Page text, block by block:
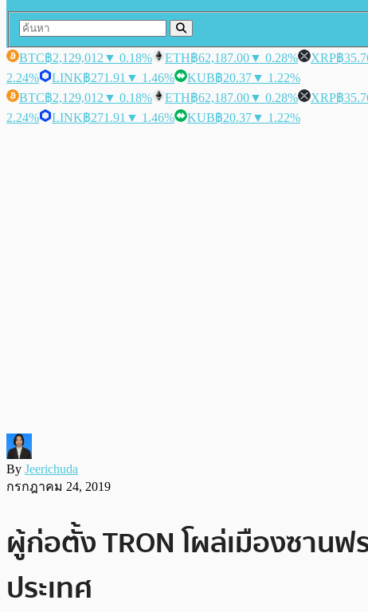
BTC฿2,129,012 ▼ 0.18% ETH฿62,187.00▼ 0.28% XRP฿
2.24%
LINK฿271.91 ▼ 1.46% KUB฿20.37▼ 1.22%
BTC฿2,129,012 ▼ 0.18% ETH฿62,187.00▼ 0.28% XRP฿
2.24%
LINK฿271.91 ▼ 1.46% KUB฿20.37▼ 1.22%
By Jeerichuda
กรกฎาคม 24, 2019
ผู้ก่อตั้ง TRON โผล่เมืองซาน
ประเทศ